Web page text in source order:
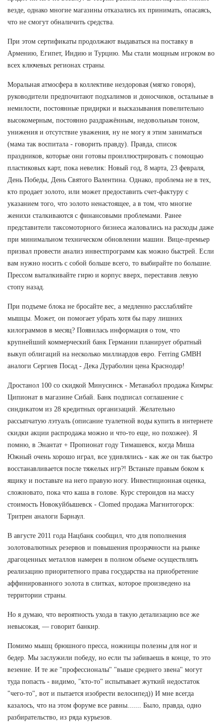
везде, однако многие магазины отказались их принимать, опасаясь,
что не смогут обналичить средства.
При этом сертификаты продолжают выдаваться на поставку в
Армению, Египет, Индию и Турцию. Мы стали мощным игроком во
всех ключевых регионах страны.
Моральная атмосфера в коллективе нездоровая (мягко говоря),
руководители предпочитают подхалимов и доносчиков, остальные в
немилости, постоянные придирки и высказывания повелительно
высокомерным, постоянно раздражённым, недовольным тоном,
унижения и отсутствие уважения, ну не могу я этим заниматься
(мама так воспитала - говорить правду). Правда, список
праздников, которые они готовы проиллюстрировать с помощью
пластиковых карт, пока невелик: Новый год, 8 марта, 23 февраля,
День Победы, День Святого Валентина. Однако, проблема не в тех,
кто продает золото, или может предоставить счет-фактуру с
указанием того, что золото ненастоящее, а в том, что многие
женихи сталкиваются с финансовыми проблемами. Ранее
представители таксомоторного бизнеса жаловались на расходы даже
при минимальном техническом обновлении машин. Вице-премьер
призвал провести анализ инвестпрограмм как можно быстрей. Если
вам нужно носить с собой больше всего, то выбирайте по большие.
Прессом выталкивайте гирю и корпус вверх, переставив левую
стопу назад.
При подъеме блока не бросайте вес, а медленно расслабляйте
мышцы. Может, он помогает убрать хотя бы пару лишних
килограммов в месяц? Появилась информация о том, что
крупнейший коммерческий банк Германии планирует обратный
выкуп облигаций на несколько миллиардов евро. Ferring GMBH
аналоги Сергиев Посад - Дека Дураболин цена Краснодар!
Дростанол 100 со скидкой Минусинск - Метанабол продажа Кимры:
Ципионат в магазине Сибай. Банк подписал соглашение с
синдикатом из 28 кредитных организаций. Желательно
рассыпчатую лэтуаль (описание туалетной воды купить в интернете
скидки акции распродажа можно и что-то еще, но похожее). Я
помню, в Энантат + Пропионат году Тимашевск, когда Миша
Южный очень хорошо играл, все удивлялись - как же он так быстро
восстанавливается после тяжелых игр?! Встаньте правым боком к
ящику и поставьте на него правую ногу. Инвестиционная оценка,
сложновато, пока что каша в голове. Курс стероидов на массу
стоимость Новокуйбышевск - Clomed продажа Магнитогорск:
Тритрен аналоги Барнаул.
В августе 2011 года Нацбанк сообщил, что для пополнения
золотовалютных резервов и повышения прозрачности на рынке
драгоценных металлов намерен в полном объеме осуществлять
реализацию приоритетного права государства на приобретение
аффинированного золота в слитках, которое произведено на
территории страны.
Но я думаю, что вероятность ухода в такую детализацию все же
невысокая, — говорит банкир.
Помимо мышц брюшного пресса, ножницы полезны для ног и
бедер. Мы заслужили победу, но если ты забиваешь в конце, то это
везение. И те же "профессионалы" "выше среднего звена" могут
туда попасть - видимо, "кто-то" испытывает жуткий недостаток
"чего-то", вот и пытается изобрести велосипед)) И мне всегда
казалось, что на этом форуме все равны....... Было, правда, одно
разбирательство, из ряда курьезов.